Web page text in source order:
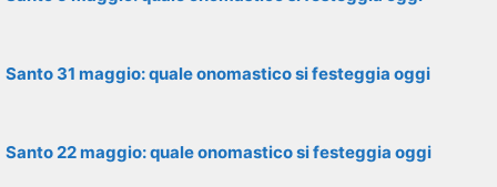
Santo 31 maggio: quale onomastico si festeggia oggi
Santo 22 maggio: quale onomastico si festeggia oggi